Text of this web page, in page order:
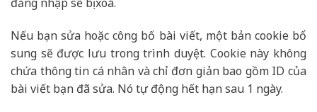
Nếu bạn sửa hoặc công bố bài viết, một bản cookie bổ
sung sẽ được lưu trong trình duyệt. Cookie này không
chứa thông tin cá nhân và chỉ đơn giản bao gồm ID của
bài viết bạn đã sửa. Nó tự động hết hạn sau 1 ngày.